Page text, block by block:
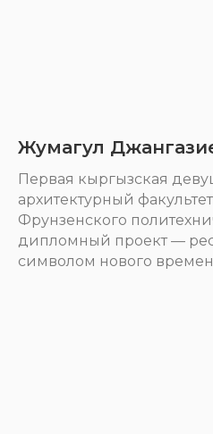
Жумагул
Первая кыргызская
архитектурный
Фрунзенского
дипломный проект —
символом нового